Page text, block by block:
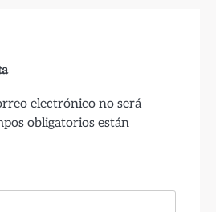
electrónico no será
obligatorios están